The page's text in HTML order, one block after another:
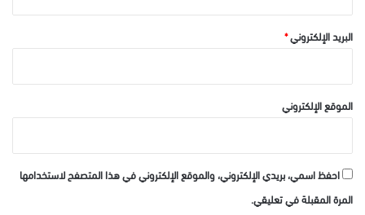
البريد الإلكتروني*
الموقع الإلكتروني
احفظ اسمي، بريدي الإلكتروني، والموقع الإلكتروني في هذا المتصفح لاستخدامها
المرة المقبلة في تعليقي.